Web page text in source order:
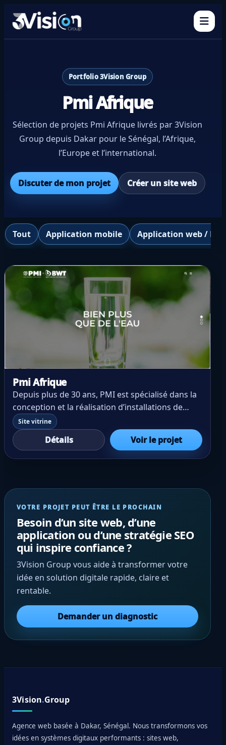
Portfolio 3Vision Group
Pmi Afrique
Sélection de projets Pmi Afrique livrés par 3Vision
Group depuis Dakar pour le Sénégal, l’Afrique,
l’Europe et l’international.
Discuter de mon projet Créer un site web
Tout Application mobile Application web /
Pmi Afrique
Depuis plus de 30 ans, PMI est spécialisé dans la
conception et la réalisation d’installations de
traitement d’e au en Afrique de l’Ouest. Notre
partenariat exclusif avec le leader europé en du
traitement d’e au, BWT, nous perm et de
répondre à toutes les problématiques liées à l’e
Site vitrine
Détails Voir le projet
VOTRE PROJET PEUT ÊTRE LE PROCHAIN
Besoin d’un site web, d’une
application ou d’une stratégie SEO
qui inspire confiance ?
3Vision Group vous aide à transformer votre
idée en solution digitale rapide, claire et
rentable.
Demander un diagnostic
3Vision.Group
Agence web basée à Dakar, Sénégal. Nous transformons vos
idées en systèmes digitaux performants : sites web,